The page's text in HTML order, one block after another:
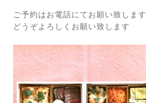
ご予約はお電話にてお願い致します
どうぞよろしくお願い致します